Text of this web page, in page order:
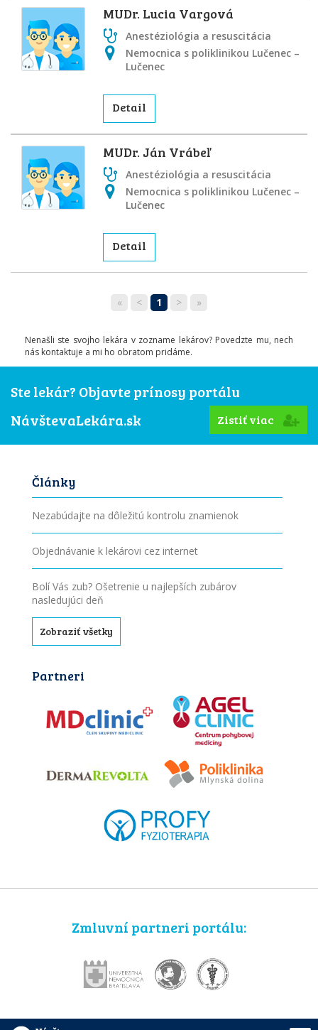
MUDr. Lucia Vargová
Anestéziológia a resuscitácia
Nemocnica s poliklinikou Lučenec –
Lučenec
Detail
MUDr. Ján Vrábeľ
Anestéziológia a resuscitácia
Nemocnica s poliklinikou Lučenec –
Lučenec
Detail
« < 1 > »
Nenašli ste svojho lekára v zozname lekárov? Povedzte mu, nech
nás kontaktuje a mi ho obratom pridáme.
Ste lekár? Objavte prínosy portálu
NávštevaLekára.sk
Zistiť viac
Články
Nezabúdajte na dôležitú kontrolu znamienok
Objednávanie k lekárovi cez internet
Bolí Vás zub? Ošetrenie u najlepších zubárov
nasledujúci deň
Zobraziť všetky
Partneri
Zmluvní partneri portálu: